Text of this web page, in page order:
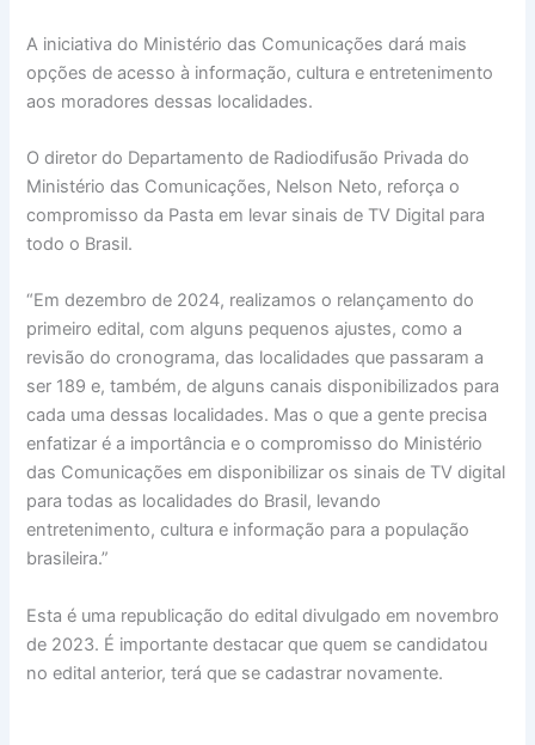
A iniciativa do Ministério das Comunicações dará mais
opções de acesso à informação, cultura e entretenimento
aos moradores dessas localidades.
O diretor do Departamento de Radiodifusão Privada do
Ministério das Comunicações, Nelson Neto, reforça o
compromisso da Pasta em levar sinais de TV Digital para
todo o Brasil.
“Em dezembro de 2024, realizamos o relançamento do
primeiro edital, com alguns pequenos ajustes, como a
revisão do cronograma, das localidades que passaram a
ser 189 e, também, de alguns canais disponibilizados para
cada uma dessas localidades. Mas o que a gente precisa
enfatizar é a importância e o compromisso do Ministério
das Comunicações em disponibilizar os sinais de TV digital
para todas as localidades do Brasil, levando
entretenimento, cultura e informação para a população
brasileira.”
Esta é uma republicação do edital divulgado em novembro
de 2023. É importante destacar que quem se candidatou
no edital anterior, terá que se cadastrar novamente.